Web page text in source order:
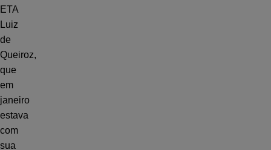
ETA
Luiz
de
Queiroz,
que
em
janeiro
estava
com
sua